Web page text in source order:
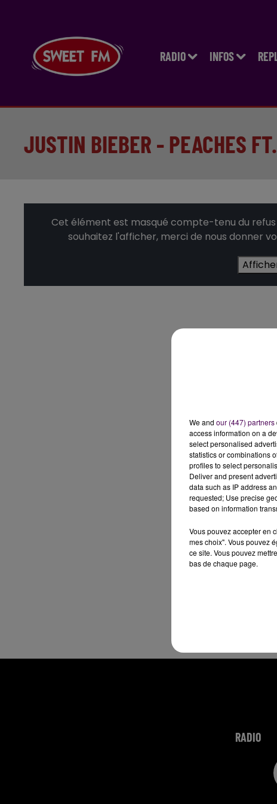
RADIO INFOS
JUSTIN BIEBER - PEACHES
Cet élément est masqué compte-tenu du refus
souhaitez l'afficher, merci de nous donner
RADIO
We and our (447) partners
access information on a
select personalised
statistics or combinations
profiles to select
Deliver and present
data such as IP address
requested; Use precise
based on information
Vous pouvez accepter en
mes choix". Vous pouvez
ce site. Vous pouvez
bas de chaque page.